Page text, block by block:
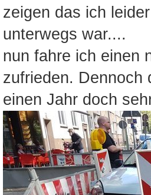
zeigen das ich
unterwegs war....
nun fahre ich einen
zufrieden. Dennoch
einen Jahr doch